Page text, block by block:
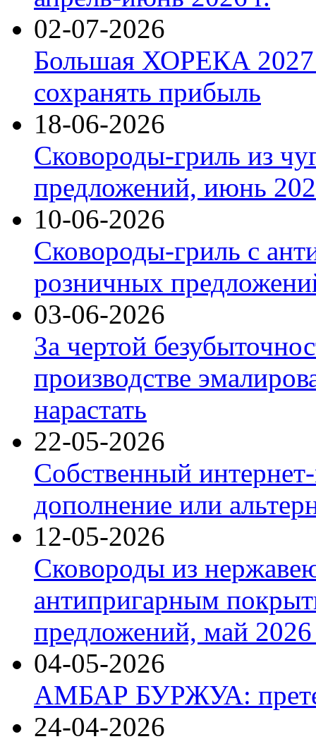
02-07-2026
Большая ХОРЕКА 2027:
сохранять прибыль
18-06-2026
Сковороды-гриль из
предложений, июнь
10-06-2026
Сковороды-гриль с
розничных
03-06-2026
За чертой
производстве
нарастать
22-05-2026
Собственный
дополнение или
12-05-2026
Сковороды из
антипригарным
предложений, май 2026
04-05-2026
АМБАР БУРЖУА:
24-04-2026